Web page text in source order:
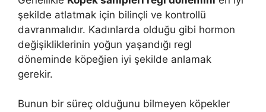
şekilde atlatmak için bilinçli ve kontrollü
davranmalıdır. Kadınlarda olduğu gibi hormon
değişikliklerinin yoğun yaşandığı regl
döneminde köpeğien iyi şekilde anlamak
gerekir.
Bunun bir süreç olduğunu bilmeyen köpekler